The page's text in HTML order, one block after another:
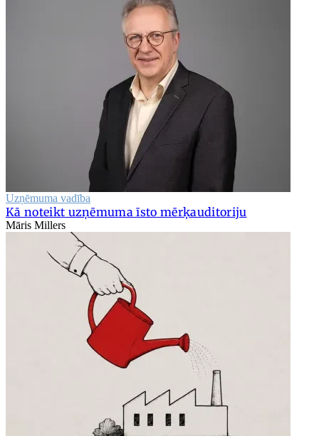
Uzņēmuma vadība
Kā noteikt uzņēmuma īsto mērķauditoriju
Māris Millers